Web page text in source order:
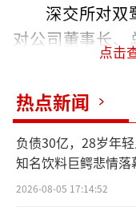
深交所对双
对公司董事长
给予公开谴责
洁给予通报批评
双鹭药业此
该事项计提减
净利润亏损3.47
点击
热点新闻
负债30亿，28岁年轻
知名饮料巨鳄悲情落
2026-08-05 17:14:52